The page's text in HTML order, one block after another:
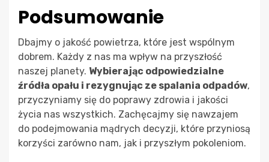
Podsumowanie
Dbajmy o jakość powietrza, które jest wspólnym
dobrem. Każdy z nas ma wpływ na przyszłość
naszej planety. Wybierając odpowiedzialne
źródła opału i rezygnując ze spalania odpadów,
przyczyniamy się do poprawy zdrowia i jakości
życia nas wszystkich. Zachęcajmy się nawzajem
do podejmowania mądrych decyzji, które przyniosą
korzyści zarówno nam, jak i przyszłym pokoleniom.